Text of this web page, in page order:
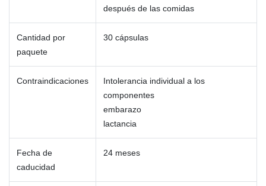
después de las comidas
Cantidad por
paquete
30 cápsulas
Contraindicaciones
Intolerancia individual a los
componentes
embarazo
lactancia
Fecha de
caducidad
24 meses